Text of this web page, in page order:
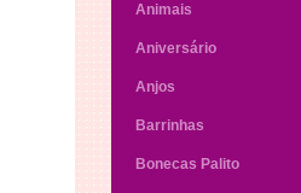
Animais
Aniversário
Anjos
Barrinhas
Bonecas Palito